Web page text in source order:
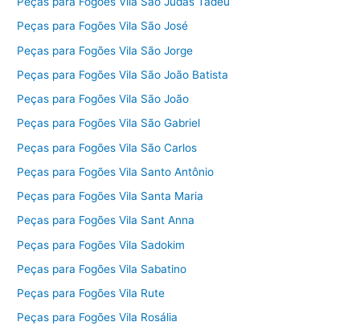
Peças para Fogões Vila São José
Peças para Fogões Vila São Jorge
Peças para Fogões Vila São João Batista
Peças para Fogões Vila São João
Peças para Fogões Vila São Gabriel
Peças para Fogões Vila São Carlos
Peças para Fogões Vila Santo Antônio
Peças para Fogões Vila Santa Maria
Peças para Fogões Vila Sant Anna
Peças para Fogões Vila Sadokim
Peças para Fogões Vila Sabatino
Peças para Fogões Vila Rute
Peças para Fogões Vila Rosália